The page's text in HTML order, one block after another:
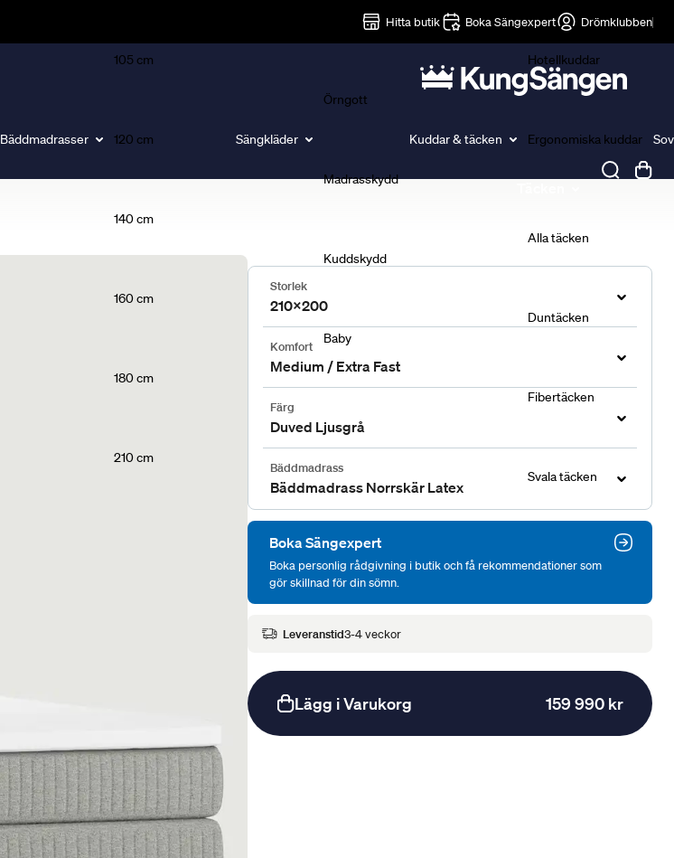
Hitta butik Boka Sängexpert Drömklubben
Bäddmadrasser
105 cm
120 cm
140 cm
160 cm
180 cm
210 cm
Sängkläder
Örngott
Madrasskydd
Kuddskydd
Baby
Kuddar & täcken
Hotellkuddar
Ergonomiska kuddar
Alla täcken
Duntäcken
Fibertäcken
Svala täcken
Storlek
210x200
Komfort
Medium / Extra Fast
Färg
Duved Ljusgrå
Bäddmadrass
Bäddmadrass Norrskär Latex
Boka Sängexpert
Boka personlig rådgivning i butik och få rekommendationer som
gör skillnad för din sömn.
Leveranstid3-4 veckor
Lägg i Varukorg 159 990 kr